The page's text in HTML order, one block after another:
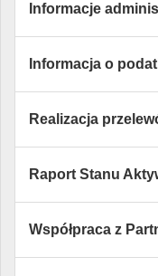
Informacje
Informacja o
Realizacja
Raport Stanu
Współpraca z